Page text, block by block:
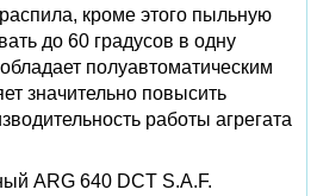
кроме этого пыльную
до 60 градусов в одну
полуавтоматическим
значительно повысить
работы агрегата
ARG 640 DCT S.A.F.